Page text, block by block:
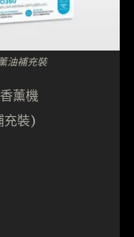
油補充裝
薰機
充裝)